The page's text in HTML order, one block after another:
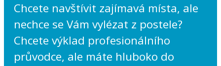
Chcete navštívit zajímavá místa, ale
nechce se Vám vylézat z postele?
Chcete výklad profesionálního
průvodce, ale máte hluboko do